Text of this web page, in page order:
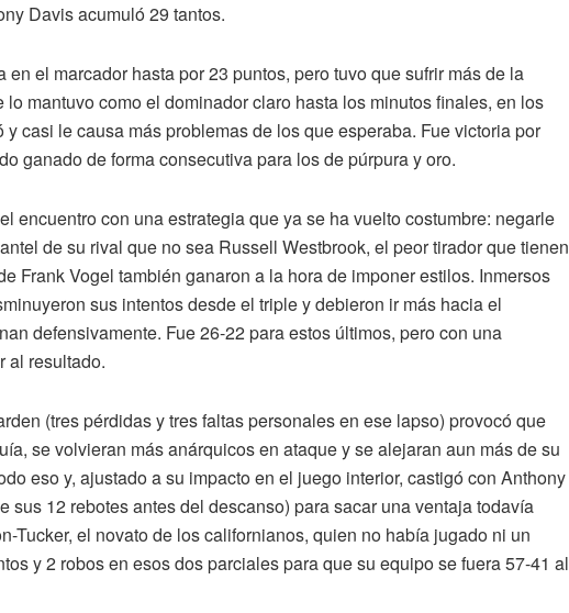
Davis acumuló 29 tantos.
el marcador hasta por 23 puntos, pero tuvo que sufrir más de la
mantuvo como el dominador claro hasta los minutos finales, en los
casi le causa más problemas de los que esperaba. Fue victoria por
ganado de forma consecutiva para los de púrpura y oro.
encuentro con una estrategia que ya se ha vuelto costumbre: negarle
de su rival que no sea Russell Westbrook, el peor tirador que tienen
Frank Vogel también ganaron a la hora de imponer estilos. Inmersos
sus intentos desde el triple y debieron ir más hacia el
defensivamente. Fue 26-22 para estos últimos, pero con una
al resultado.
(tres pérdidas y tres faltas personales en ese lapso) provocó que
se volvieran más anárquicos en ataque y se alejaran aun más de su
eso y, ajustado a su impacto en el juego interior, castigó con Anthony
sus 12 rebotes antes del descanso) para sacar una ventaja todavía
Tucker, el novato de los californianos, quien no había jugado ni un
y 2 robos en esos dos parciales para que su equipo se fuera 57-41 al